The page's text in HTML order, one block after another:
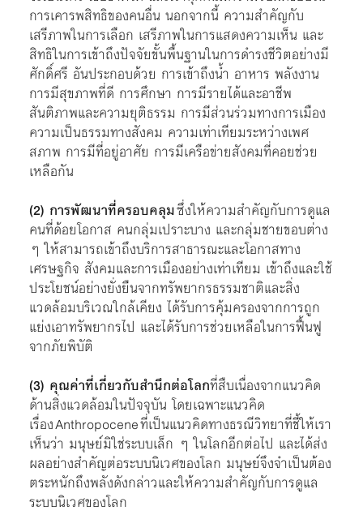
การเคารพสิทธิของคนอื่น นอกจากนี้ ความสำคัญกับ
เสรีภาพในการเลือก เสรีภาพในการแสดงความเห็น และ
สิทธิในการเข้าถึงปัจจัยขั้นพื้นฐานในการดำรงชีวิตอย่างมี
ศักดิ์ศรี อันประกอบด้วย การเข้าถึงน้ำ อาหาร พลังงาน
การมีสุขภาพที่ดี การศึกษา การมีรายได้และอาชีพ
สันติภาพและความยุติธรรม การมีส่วนร่วมทางการเมือง
ความเป็นธรรมทางสังคม ความเท่าเทียมระหว่างเพศ
สภาพ การมีที่อยู่อาศัย การมีเครือข่ายสังคมที่คอยช่วย
เหลือกัน
(2) การพัฒนาที่ครอบคลุมซึ่งให้ความสำคัญกับการดูแล
คนที่ด้อยโอกาส คนกลุ่มเปราะบาง และกลุ่มชายขอบต่าง
ๆ ให้สามารถเข้าถึงบริการสาธารณะและโอกาสทาง
เศรษฐกิจ สังคมและการเมืองอย่างเท่าเทียม เข้าถึงและใช้
ประโยชน์อย่างยั่งยืนจากทรัพยากรธรรมชาติและสิ่ง
แวดล้อมบริเวณใกล้เคียง ได้รับการคุ้มครองจากการถูก
แย่งเอาทรัพยากรไป และได้รับการช่วยเหลือในการฟื้นฟู
จากภัยพิบัติ
(3) คุณค่าที่เกี่ยวกับสำนึกต่อโลกที่สืบเนื่องจากแนวคิด
ด้านสิ่งแวดล้อมในปัจจุบัน โดยเฉพาะแนวคิด
เรื่อง Anthropocene ที่เป็นแนวคิดทางธรณีวิทยาที่ชี้ให้เรา
เห็นว่า มนุษย์มิใช่ระบบเล็ก ๆ ในโลกอีกต่อไป และได้ส่ง
ผลอย่างสำคัญต่อระบบนิเวศของโลก มนุษย์จึงจำเป็นต้อง
ตระหนักถึงพลังดังกล่าวและให้ความสำคัญกับการดูแล
ระบบนิเวศของโลก